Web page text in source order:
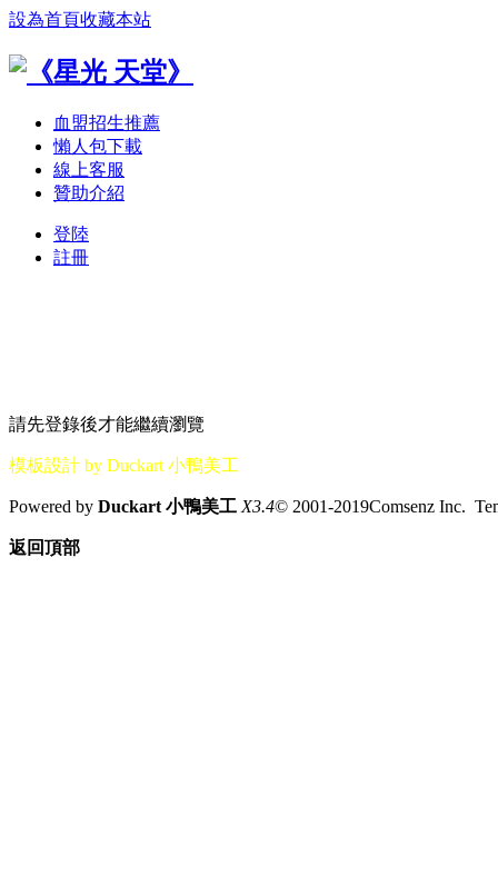
設為首頁收藏本站
血盟招生推薦
懶人包下載
線上客服
贊助介紹
登陸
註冊
請先登錄後才能繼續瀏覽
模板設計 by Duckart 小鴨美工
Powered by Duckart 小鴨美工 X3.4© 2001-2019Comsenz Inc.
返回頂部